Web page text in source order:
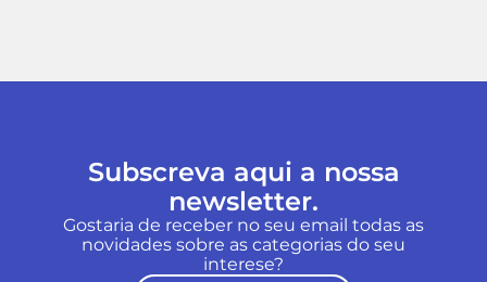
Subscreva aqui a nossa
newsletter.
Gostaria de receber no seu email todas as
novidades sobre as categorias do seu
interese?